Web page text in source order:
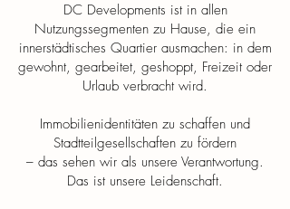
DC Developments ist in allen
Nutzungssegmenten zu Hause, die ein
innerstädtisches Quartier ausmachen: in dem
gewohnt, gearbeitet, geshoppt, Freizeit oder
Urlaub verbracht wird.
Immobilienidentitäten zu schaffen und
Stadtteilgesellschaften zu fördern
– das sehen wir als unsere Verantwortung.
Das ist unsere Leidenschaft.